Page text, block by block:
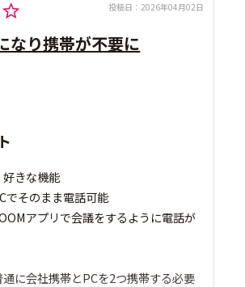
投稿日： 2026年04月02日
なり携帯が不要に
きな機能
でそのまま電話可能
アプリで会議をするように電話が
通に会社携帯とPCを2つ携帯する必要